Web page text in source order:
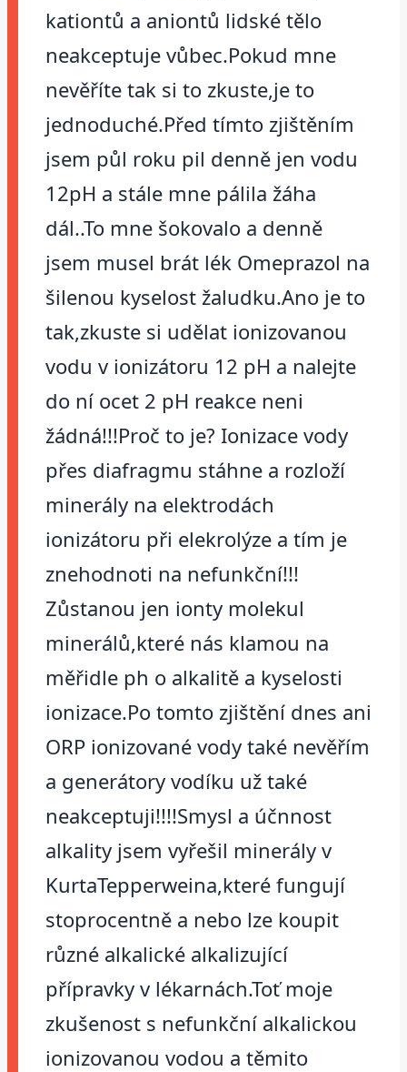
kationtů a aniontů lidské tělo
neakceptuje vůbec.Pokud mne
nevěříte tak si to zkuste,je to
jednoduché.Před tímto zjištěním
jsem půl roku pil denně jen vodu
12pH a stále mne pálila žáha
dál..To mne šokovalo a denně
jsem musel brát lék Omeprazol na
šilenou kyselost žaludku.Ano je to
tak,zkuste si udělat ionizovanou
vodu v ionizátoru 12 pH a nalejte
do ní ocet 2 pH reakce neni
žádná!!!Proč to je? Ionizace vody
přes diafragmu stáhne a rozloží
minerály na elektrodách
ionizátoru při elekrolýze a tím je
znehodnoti na nefunkční!!!
Zůstanou jen ionty molekul
minerálů,které nás klamou na
měřidle ph o alkalitě a kyselosti
ionizace.Po tomto zjištění dnes ani
ORP ionizované vody také nevěřím
a generátory vodíku už také
neakceptuji!!!!Smysl a účnnost
alkality jsem vyřešil minerály v
KurtaTepperweina,které fungují
stoprocentně a nebo lze koupit
různé alkalické alkalizující
přípravky v lékarnách.Toť moje
zkušenost s nefunkční alkalickou
ionizovanou vodou a těmito